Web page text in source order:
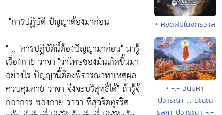
.
"การปฏิบัติ ปัญญาต้องมาก่อน"
" .. "การปฏิบัตินี้ต้องปัญญามาก่อน"มารู้
เรื่องกาย วาจา "ว่าโทษของมันเกิดขึ้นมา
อย่างไร ปัญญานี้ต้องพิจารณาหาเหตุผล
ควบคุมกาย วาจา จึงจะบริสุทธิ์ได้"ถ้ารู้จ้
กอาการ ของกาย วาจา ที่สุจริตทุจริต
• หยดฝนในจักรวาล
• -:- วันมหา
ปวารณา ... ปัณณ
รสิกา ปวารณา -:-